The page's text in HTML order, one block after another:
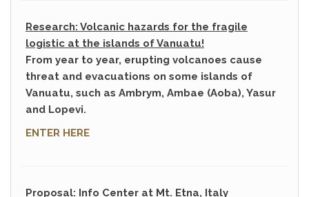
Research: Volcanic hazards for the fragile
logistic at the islands of Vanuatu!
From year to year, erupting volcanoes cause
threat and evacuations on some islands of
Vanuatu, such as Ambrym, Ambae (Aoba), Yasur
and Lopevi.
ENTER HERE
Proposal: Info Center at Mt. Etna, Italy